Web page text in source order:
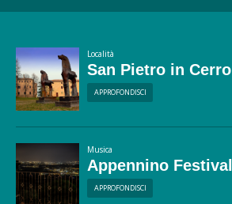
Località
San Pietro in Cerro
APPROFONDISCI
Musica
Appennino Festival
APPROFONDISCI